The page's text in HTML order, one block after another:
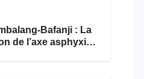
Bafanji : La
de l’axe asphyxie